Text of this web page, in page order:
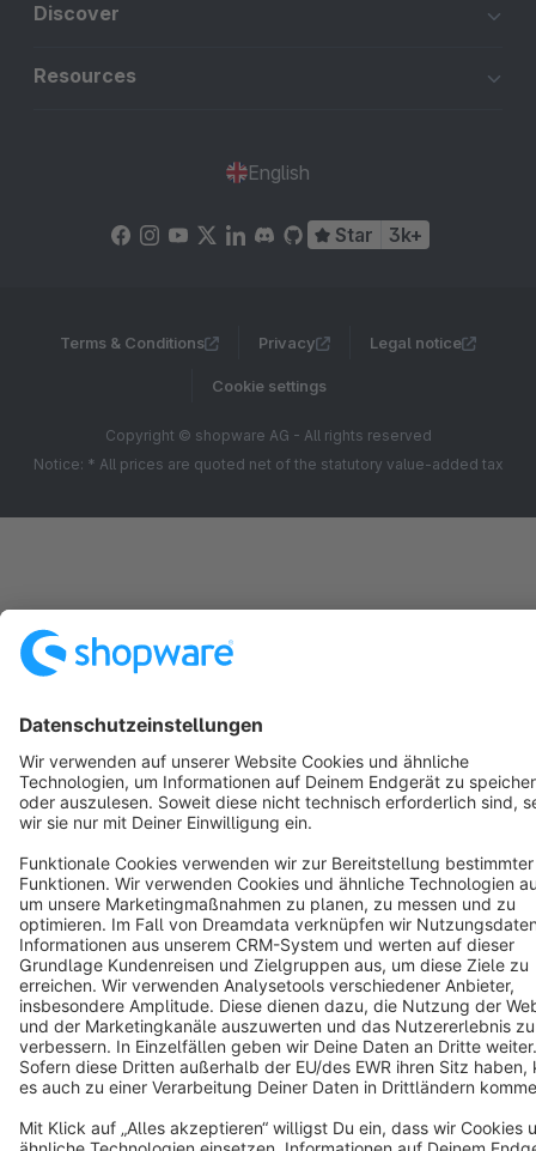
Discover
Resources
English
Star 3k+
Terms & Conditions Privacy Legal notice
Cookie settings
Copyright © shopware AG - All rights reserved
Notice: * All prices are quoted net of the statutory value-added tax